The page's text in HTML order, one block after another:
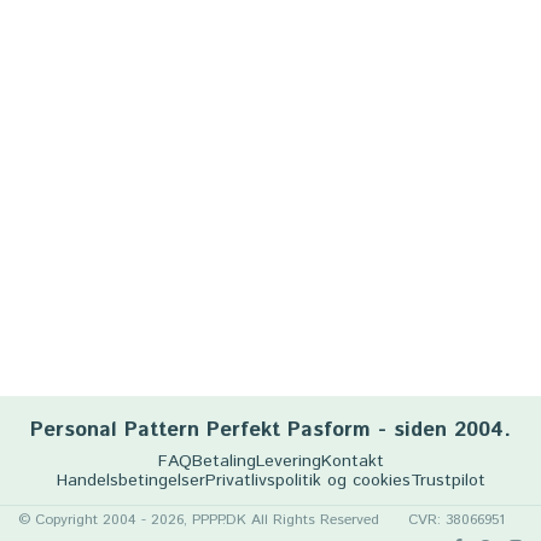
Personal Pattern Perfekt Pasform - siden 2004.
FAQBetalingLeveringKontakt
HandelsbetingelserPrivatlivspolitik og cookiesTrustpilot
© Copyright 2004 - 2026, PPPP.DK All Rights Reserved CVR: 38066951